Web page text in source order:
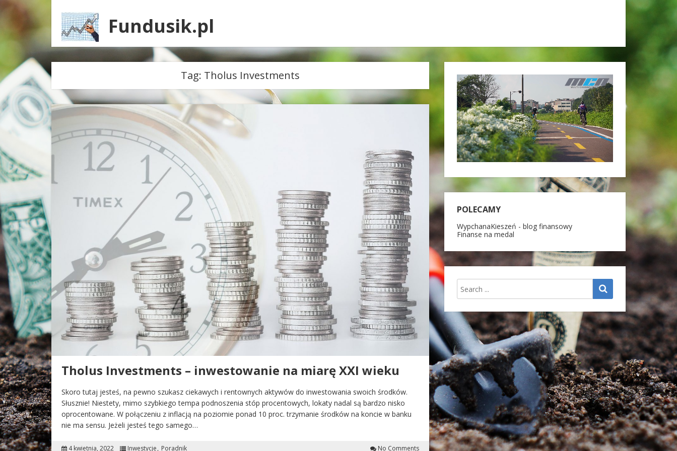
Fundusik.pl
Tag: Tholus Investments
Tholus Investments – inwestowanie na miarę XXI wieku
Skoro tutaj jesteś, na pewno szukasz ciekawych i rentownych aktywów do inwestowania swoich środków.
Słusznie! Niestety, mimo szybkiego tempa podnoszenia stóp procentowych, lokaty nadal są bardzo nisko
oprocentowane. W połączeniu z inflacją na poziomie ponad 10 proc. trzymanie środków na koncie w banku
nie ma sensu. Jeżeli jesteś tego samego…
4 kwietnia, 2022 Inwestycje Poradnik No Comments
POLECAMY
WypchanaKieszeń - blog finansowy
Finanse na medal